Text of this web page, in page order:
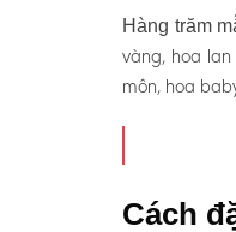
Hàng trăm
vàng, hoa
môn, hoa
Cách